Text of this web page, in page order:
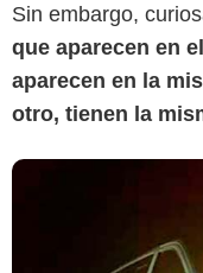
Sin embargo,
que aparecen en
aparecen en la
otro, tienen la